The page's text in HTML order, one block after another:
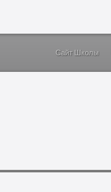
Сайт Школы